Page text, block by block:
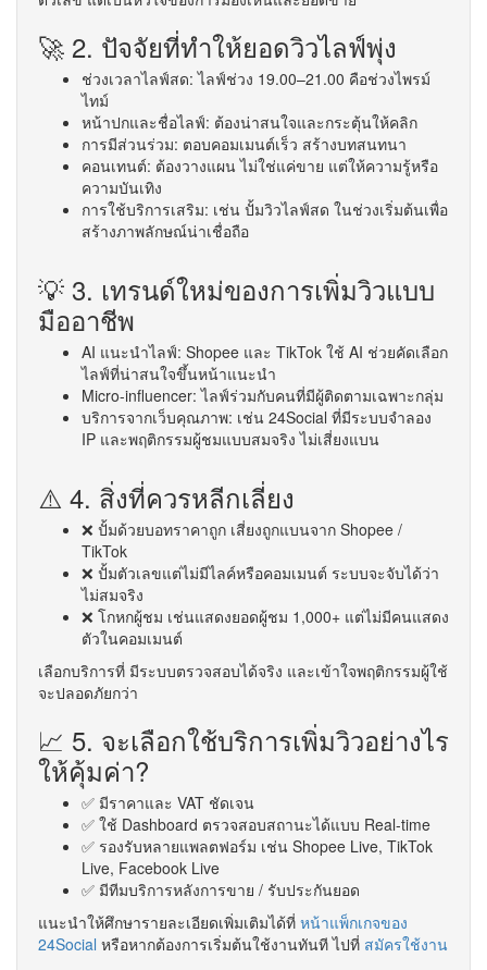
🚀 2. ปัจจัยที่ทำให้ยอดวิวไลฟ์พุ่ง
ช่วงเวลาไลฟ์สด: ไลฟ์ช่วง 19.00–21.00 คือช่วงไพรม์
ไทม์
หน้าปกและชื่อไลฟ์: ต้องน่าสนใจและกระตุ้นให้คลิก
การมีส่วนร่วม: ตอบคอมเมนต์เร็ว สร้างบทสนทนา
คอนเทนต์: ต้องวางแผน ไม่ใช่แค่ขาย แต่ให้ความรู้หรือ
ความบันเทิง
การใช้บริการเสริม: เช่น ปั้มวิวไลฟ์สด ในช่วงเริ่มต้นเพื่อ
สร้างภาพลักษณ์น่าเชื่อถือ
💡 3. เทรนด์ใหม่ของการเพิ่มวิวแบบ
มืออาชีพ
AI แนะนำไลฟ์: Shopee และ TikTok ใช้ AI ช่วยคัดเลือก
ไลฟ์ที่น่าสนใจขึ้นหน้าแนะนำ
Micro-influencer: ไลฟ์ร่วมกับคนที่มีผู้ติดตามเฉพาะกลุ่ม
บริการจากเว็บคุณภาพ: เช่น 24Social ที่มีระบบจำลอง
IP และพฤติกรรมผู้ชมแบบสมจริง ไม่เสี่ยงแบน
⚠️ 4. สิ่งที่ควรหลีกเลี่ยง
❌ ปั้มด้วยบอทราคาถูก เสี่ยงถูกแบนจาก Shopee /
TikTok
❌ ปั้มตัวเลขแต่ไม่มีไลค์หรือคอมเมนต์ ระบบจะจับได้ว่า
ไม่สมจริง
❌ โกหกผู้ชม เช่นแสดงยอดผู้ชม 1,000+ แต่ไม่มีคนแสดง
ตัวในคอมเมนต์
เลือกบริการที่ มีระบบตรวจสอบได้จริง และเข้าใจพฤติกรรมผู้ใช้
จะปลอดภัยกว่า
📈 5. จะเลือกใช้บริการเพิ่มวิวอย่างไร
ให้คุ้มค่า?
✅ มีราคาและ VAT ชัดเจน
✅ ใช้ Dashboard ตรวจสอบสถานะได้แบบ Real-time
✅ รองรับหลายแพลตฟอร์ม เช่น Shopee Live, TikTok
Live, Facebook Live
✅ มีทีมบริการหลังการขาย / รับประกันยอด
แนะนำให้ศึกษารายละเอียดเพิ่มเติมได้ที่ หน้าแพ็กเกจของ
24Social หรือหากต้องการเริ่มต้นใช้งานทันที ไปที่ สมัครใช้งาน